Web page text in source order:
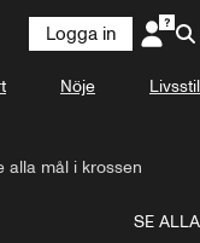
Logga in
Nöje Livsstil
alla mål i krossen
SE ALLA